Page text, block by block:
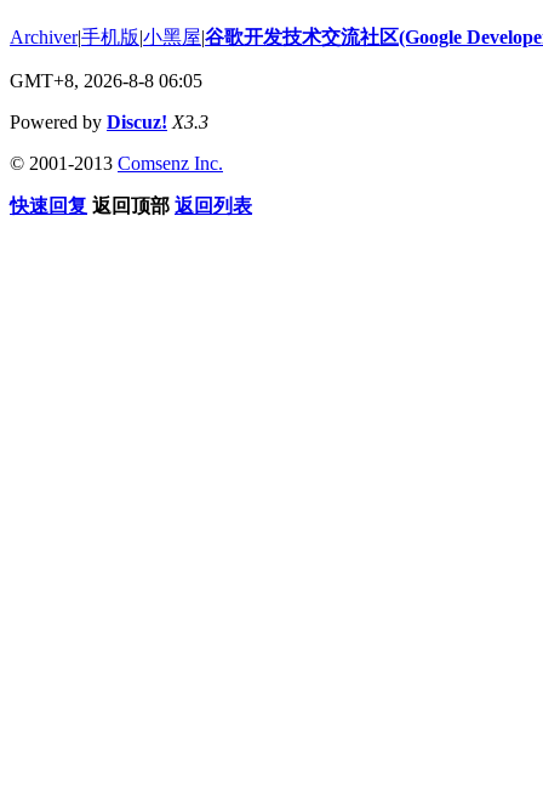
Archiver|手机版|小黑屋|谷歌开发技术交流社区(Google
GMT+8, 2026-8-8 06:05
Powered by Discuz! X3.3
© 2001-2013 Comsenz Inc.
快速回复 返回顶部 返回列表